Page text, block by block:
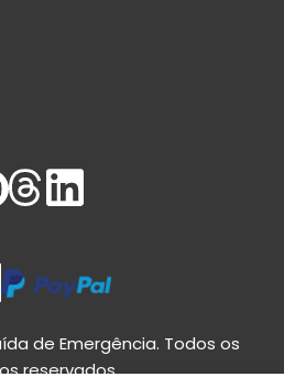
de Emergência. Todos os
reservados.